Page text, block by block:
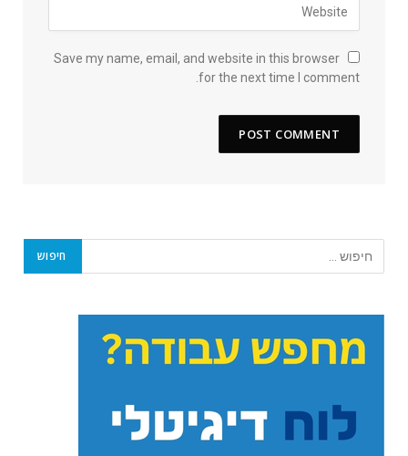
Save my name, email, and website in this browser
for the next time I comment.